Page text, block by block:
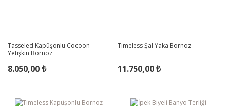
Tasseled Kapüşonlu Cocoon
Yetişkin Bornoz
8.050,00 ₺
Timeless Şal Yaka Bornoz
11.750,00 ₺